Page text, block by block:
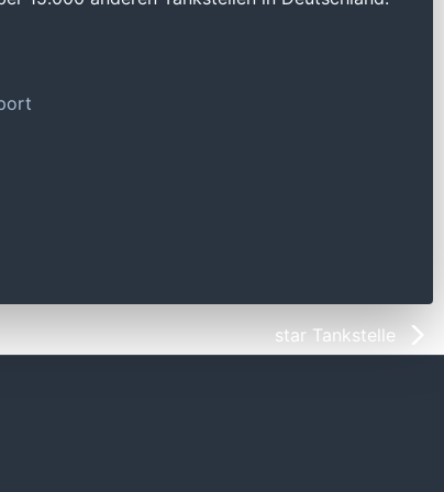
star Tankstelle